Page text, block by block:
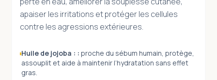
apaiser les irritations et protéger les cellules
contre les agressions extérieures.
Huile de jojoba : : proche du sébum humain, protège,
assouplit et aide à maintenir l’hydratation sans effet
gras.